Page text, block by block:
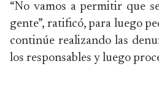
“No vamos a permitir que
gente”, ratificó, para luego
continúe realizando las
los responsables y luego